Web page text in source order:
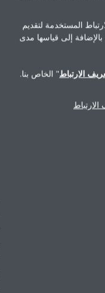
المستخدمة لتقديم
إلى قياسها مدى
الارتباط" الخاص بنا.